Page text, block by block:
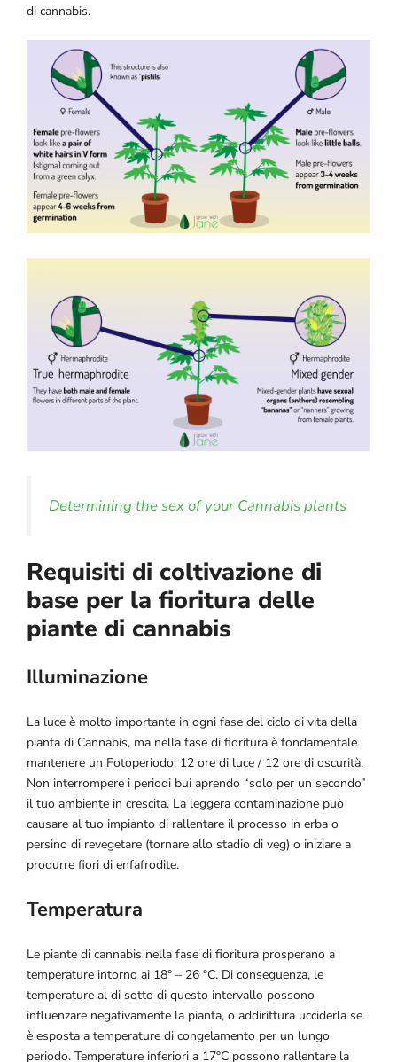
di cannabis.
Determining the sex of your Cannabis plants
Requisiti di coltivazione di
base per la fioritura delle
piante di cannabis
Illuminazione
La luce è molto importante in ogni fase del ciclo di vita della
pianta di Cannabis, ma nella fase di fioritura è fondamentale
mantenere un Fotoperiodo: 12 ore di luce / 12 ore di oscurità.
Non interrompere i periodi bui aprendo “solo per un secondo”
il tuo ambiente in crescita. La leggera contaminazione può
causare al tuo impianto di rallentare il processo in erba o
persino di revegetare (tornare allo stadio di veg) o iniziare a
produrre fiori di enfafrodite.
Temperatura
Le piante di cannabis nella fase di fioritura prosperano a
temperature intorno ai 18° – 26 °C. Di conseguenza, le
temperature al di sotto di questo intervallo possono
influenzare negativamente la pianta, o addirittura ucciderla se
è esposta a temperature di congelamento per un lungo
periodo. Temperature inferiori a 17°C possono rallentare la